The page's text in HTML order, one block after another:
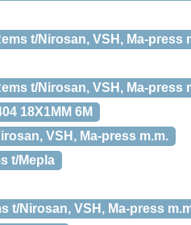
t/Nirosan, VSH, Ma-press
t/Nirosan, VSH, Ma-press
18X1MM 6M
VSH, Ma-press m.m.
t/Mepla
t/Nirosan, VSH, Ma-press